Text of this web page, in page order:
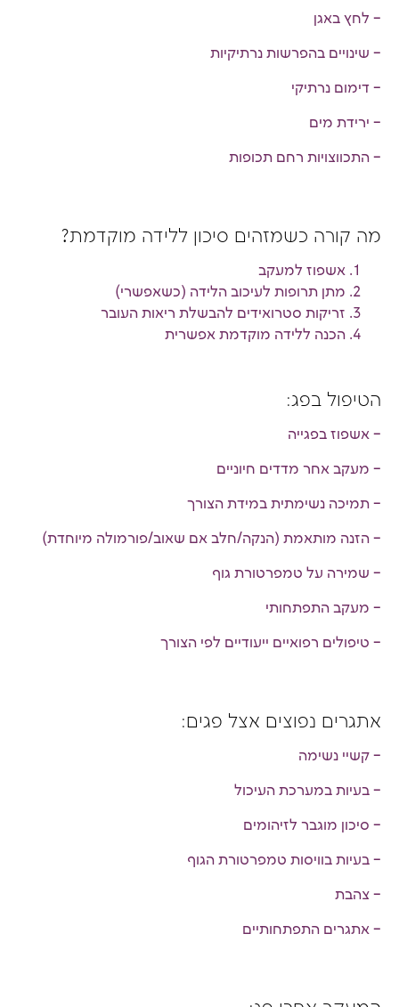
– לחץ באגן
– שינויים בהפרשות נרתיקיות
– דימום נרתיקי
– ירידת מים
– התכווצויות רחם תכופות
מה קורה כשמזהים סיכון ללידה מוקדמת?
אשפוז למעקב
מתן תרופות לעיכוב הלידה (כשאפשרי)
זריקות סטרואידים להבשלת ריאות העובר
הכנה ללידה מוקדמת אפשרית
הטיפול בפג:
– אשפוז בפגייה
– מעקב אחר מדדים חיוניים
– תמיכה נשימתית במידת הצורך
– הזנה מותאמת (הנקה/חלב אם שאוב/פורמולה מיוחדת)
– שמירה על טמפרטורת גוף
– מעקב התפתחותי
– טיפולים רפואיים ייעודיים לפי הצורך
אתגרים נפוצים אצל פגים:
– קשיי נשימה
– בעיות במערכת העיכול
– סיכון מוגבר לזיהומים
– בעיות בוויסות טמפרטורת הגוף
– צהבת
– אתגרים התפתחותיים